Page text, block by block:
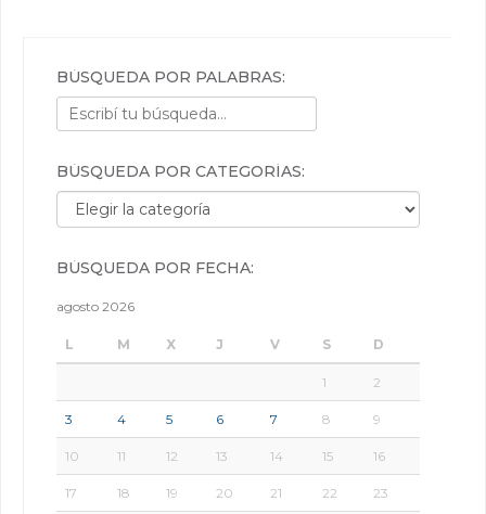
BÚSQUEDA POR PALABRAS:
BÚSQUEDA POR CATEGORÍAS:
Búsqueda por categorías:
BÚSQUEDA POR FECHA:
agosto 2026
L M X J V S D
1 2
3 4 5 6 7 8 9
10 11 12 13 14 15 16
17 18 19 20 21 22 23